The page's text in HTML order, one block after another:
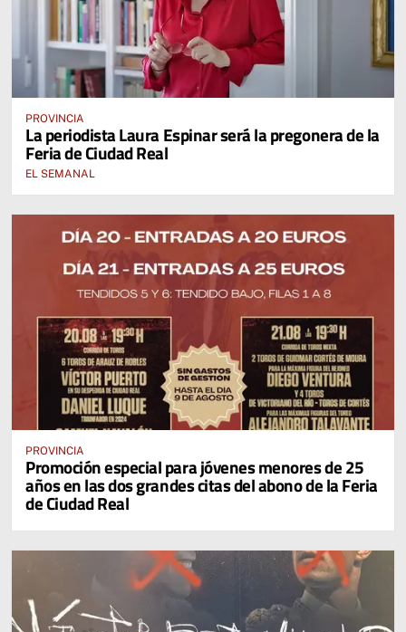
PROVINCIA
La periodista Laura Espinar será la pregonera de la
Feria de Ciudad Real
EL SEMANAL
PROVINCIA
Promoción especial para jóvenes menores de 25
años en las dos grandes citas del abono de la Feria
de Ciudad Real